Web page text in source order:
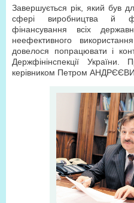
Завершується рік, який був
сфері виробництва й
фінансування всіх
неефективного
довелося попрацювати і
Держфінінспекції
керівником Петром